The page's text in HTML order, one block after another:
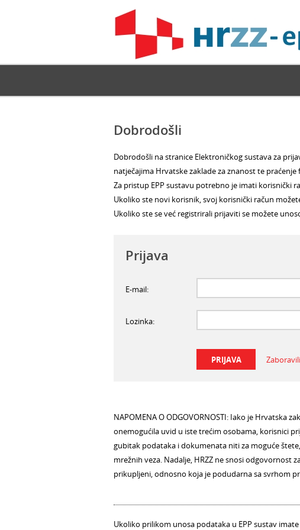
Dobrodošli
Dobrodošli na stranice Elektroničkog sustava za
natječajima Hrvatske zaklade za znanost te
Za pristup EPP sustavu potrebno je imati korisnički
Ukoliko ste novi korisnik, svoj korisnički račun
Ukoliko ste se već registrirali prijaviti se možete
Prijava
E-mail:
Lozinka:
NAPOMENA O ODGOVORNOSTI: Iako je Hrvatska
onemogućila uvid u iste trećim osobama, korisnici
gubitak podataka i dokumenata niti za moguće
mrežnih veza. Nadalje, HRZZ ne snosi
prikupljeni, odnosno koja je podudarna sa svrhom
Ukoliko prilikom unosa podataka u EPP sustav